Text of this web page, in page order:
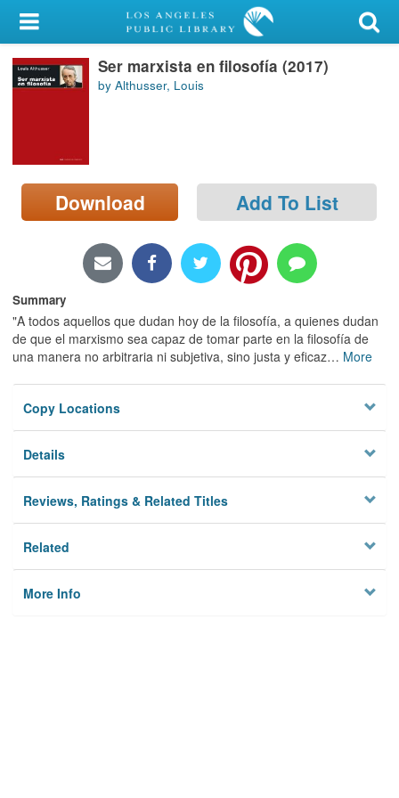
My Account
Library Card
Locations/Hours (external
page)
Ser marxista en filosofía (2017)
by Althusser, Louis
Download Add To List
Summary
"A todos aquellos que dudan hoy de la filosofía, a quienes dudan
de que el marxismo sea capaz de tomar parte en la filosofía de
una manera no arbitraria ni subjetiva, sino justa y eficaz… More
Copy Locations
Details
Reviews, Ratings & Related Titles
Related
More Info